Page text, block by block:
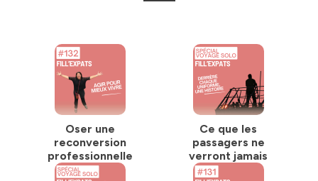
Oser une
reconversion
professionnelle
Ce que les
passagers ne
verront jamais